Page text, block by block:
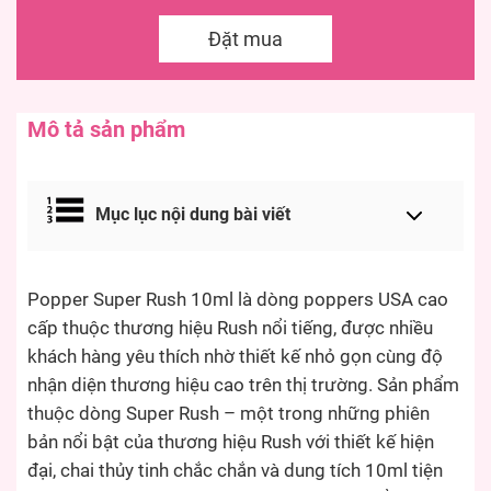
Đặt mua
Mô tả sản phẩm
Mục lục nội dung bài viết
Popper Super Rush 10ml là dòng poppers USA cao
cấp thuộc thương hiệu Rush nổi tiếng, được nhiều
khách hàng yêu thích nhờ thiết kế nhỏ gọn cùng độ
nhận diện thương hiệu cao trên thị trường. Sản phẩm
thuộc dòng Super Rush – một trong những phiên
bản nổi bật của thương hiệu Rush với thiết kế hiện
đại, chai thủy tinh chắc chắn và dung tích 10ml tiện